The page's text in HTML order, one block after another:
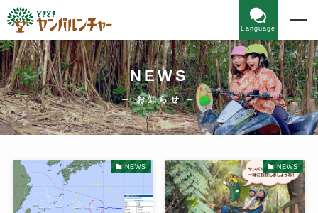
Language
NEWS
─ お知らせ ─
NEWS NEWS